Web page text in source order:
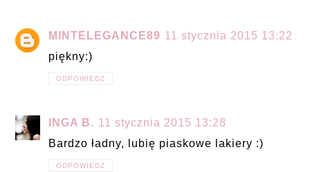
MINTELEGANCE89 11 stycznia 2015 13:22
piękny:)
ODPOWIEDZ
INGA B. 11 stycznia 2015 13:28
Bardzo ładny, lubię piaskowe lakiery :)
ODPOWIEDZ